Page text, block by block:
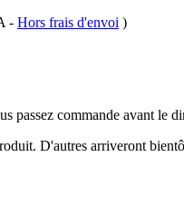
- Hors frais d'envoi )
passez commande avant le
D'autres arriveront